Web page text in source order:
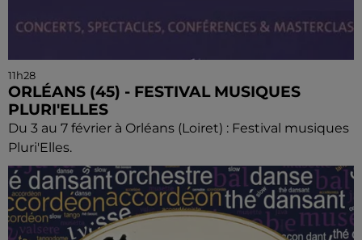
11h28
ORLÉANS (45) - FESTIVAL MUSIQUES
PLURI'ELLES
Du 3 au 7 février à Orléans (Loiret) : Festival musiques
Pluri'Elles.